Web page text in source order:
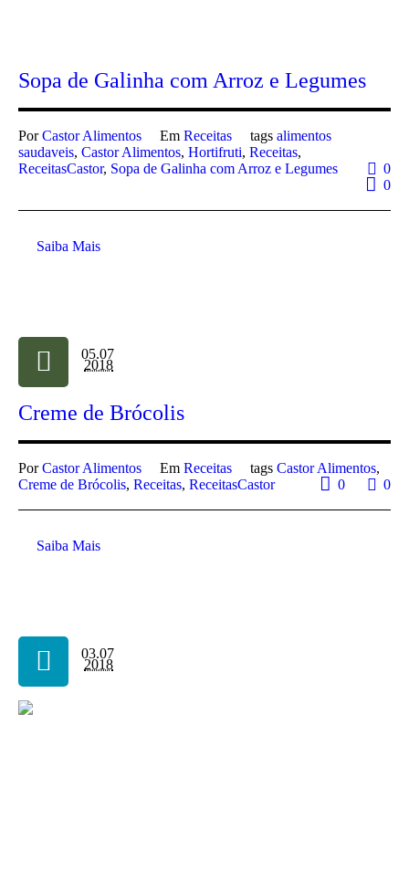
Sopa de Galinha com Arroz e Legumes
PorCastor Alimentos Em Receitas tags alimentos
saudaveis, Castor Alimentos, Hortifruti, Receitas,
ReceitasCastor, Sopa de Galinha com Arroz e Legumes
0
0
Saiba Mais
05.07
2018
Creme de Brócolis
PorCastor Alimentos Em Receitas tags Castor Alimentos,
Creme de Brócolis, Receitas, ReceitasCastor 0
0
Saiba Mais
03.07
2018